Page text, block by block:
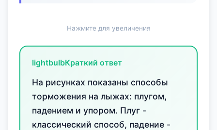
Нажмите для увеличения
lightbulbКраткий ответ
На рисунках показаны способы
торможения на лыжах: плугом,
падением и упором. Плуг -
классический способ, падение -